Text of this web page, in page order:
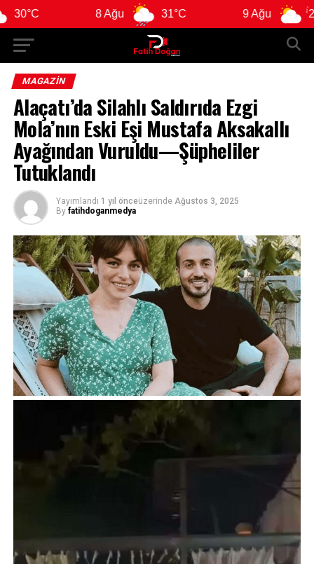
31°C 29°C
MAGAZIN
Alaçatı’da Silahlı Saldırıda Ezgi
Mola’nın Eski Eşi Mustafa Aksakallı
Ayağından Vuruldu—Şüpheliler
Tutuklandı
Yayımlandı 1 yıl önceüzerinde Ağustos 3, 2025
By fatihdoganmedya